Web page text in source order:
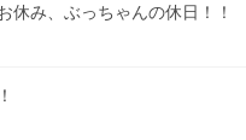
休み、ぶっちゃんの休日！！